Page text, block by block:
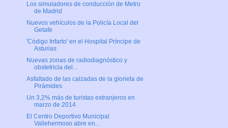
Los simuladores de conducción de Metro
de Madrid
Nuevos vehículos de la Policía Local del
Getafe
'Código Infarto' en el Hospital Príncipe de
Asturias
Nuevas zonas de radiodiagnóstico y
obstetricia del...
Asfaltado de las calzadas de la glorieta de
Pirámides
Un 3,2% más de turistas extranjeros en
marzo de 2014
El Centro Deportivo Municipal
Vallehermoso abre en...